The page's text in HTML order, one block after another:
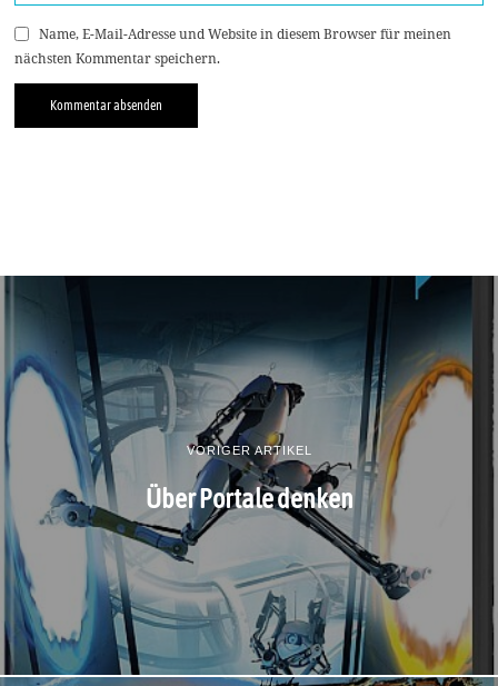
Name, E-Mail-Adresse und Website in diesem Browser für meinen
nächsten Kommentar speichern.
VORIGER ARTIKEL
Über Portale denken